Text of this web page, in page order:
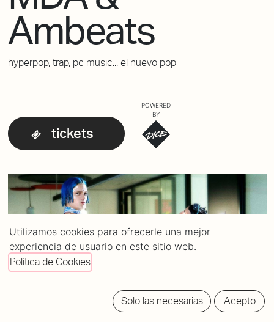
Ambeats
hyperpop, trap, pc music... el nuevo pop
tickets
POWERED
BY
Utilizamos cookies para ofrecerle una mejor
experiencia de usuario en este sitio web.
Política de Cookies
Solo las necesarias Acepto